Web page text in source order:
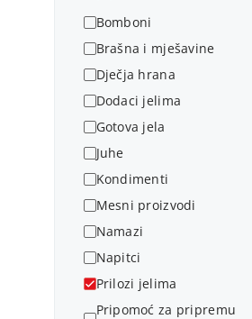
Bomboni
Brašna i mješavine
Dječja hrana
Dodaci jelima
Gotova jela
Juhe
Kondimenti
Mesni proizvodi
Namazi
Napitci
Prilozi jelima
Pripomoć za pripremu